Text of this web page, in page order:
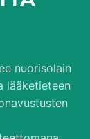
nuorisolain
lääketieteen